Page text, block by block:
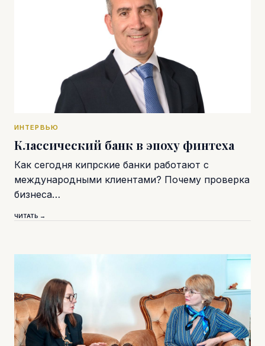
ИНТЕРВЬЮ
Классический банк в эпоху финтеха
Как сегодня кипрские банки работают с
международными клиентами? Почему проверка
бизнеса…
ЧИТАТЬ →